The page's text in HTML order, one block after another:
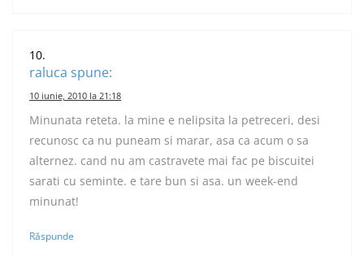
raluca spune:
10 iunie, 2010 la 21:18
Minunata reteta. la mine e nelipsita la petreceri, desi
recunosc ca nu puneam si marar, asa ca acum o sa
alternez. cand nu am castravete mai fac pe biscuitei
sarati cu seminte. e tare bun si asa. un week-end
minunat!
Răspunde